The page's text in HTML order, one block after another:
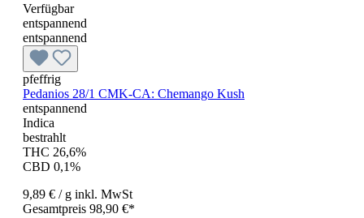
Verfügbar
entspannend
entspannend
pfeffrig
Pedanios 28/1 CMK-CA: Chemango Kush
entspannend
Indica
bestrahlt
THC 26,6%
CBD 0,1%
9,89 € / g inkl. MwSt
Gesamtpreis 98,90 €*